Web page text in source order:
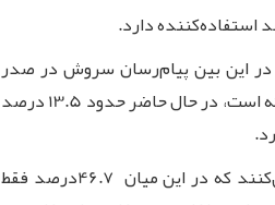
.
استفاده می­‌کنند که در این بین پیام‌رسان سروش در صدر
استفاده مردم از بین پیام‌رسان‌های داخلی است. این پیام‌رسان که طبق نظرسنجی ایسپا در فروردین‌ماه سال جاری فقط 2 درصد کاربر داشته است، در حال حاضر حدود 13.5 درصد
.
46.7درصد فقط